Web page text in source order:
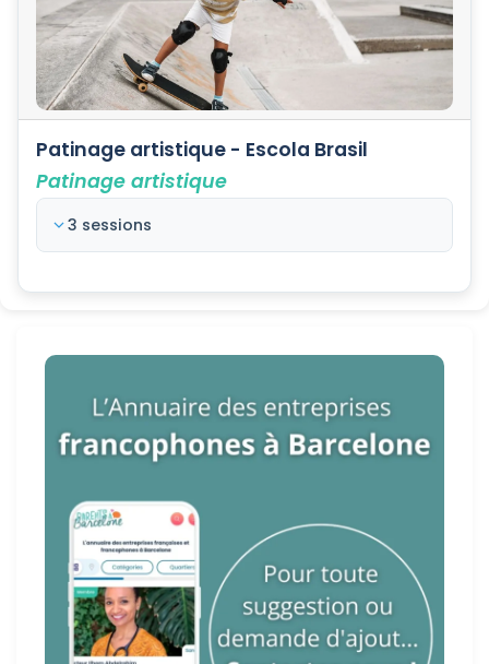
Patinage artistique - Escola Brasil
Patinage artistique
3 sessions